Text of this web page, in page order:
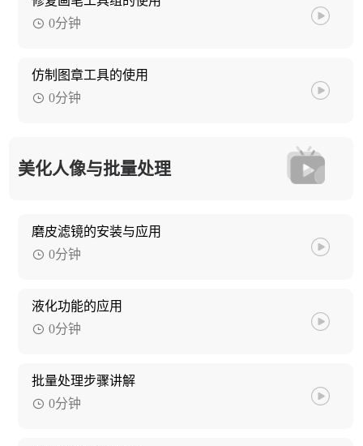
0分钟
仿制图章工具的使用
0分钟
美化人像与批量处理
磨皮滤镜的安装与应用
0分钟
液化功能的应用
0分钟
批量处理步骤讲解
0分钟